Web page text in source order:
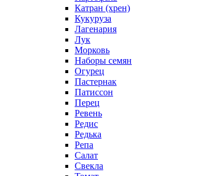
Катран (хрен)
Кукуруза
Лагенария
Лук
Морковь
Наборы семян
Огурец
Пастернак
Патиссон
Перец
Ревень
Редис
Редька
Репа
Салат
Свекла